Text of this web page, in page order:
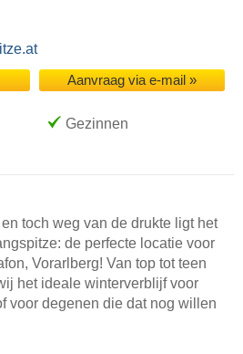
Aanvraag via e-mail »
Gezinnen
toch weg van de drukte ligt het
de perfecte locatie voor
Vorarlberg! Van top tot teen
het ideale winterverblijf voor
voor degenen die dat nog willen